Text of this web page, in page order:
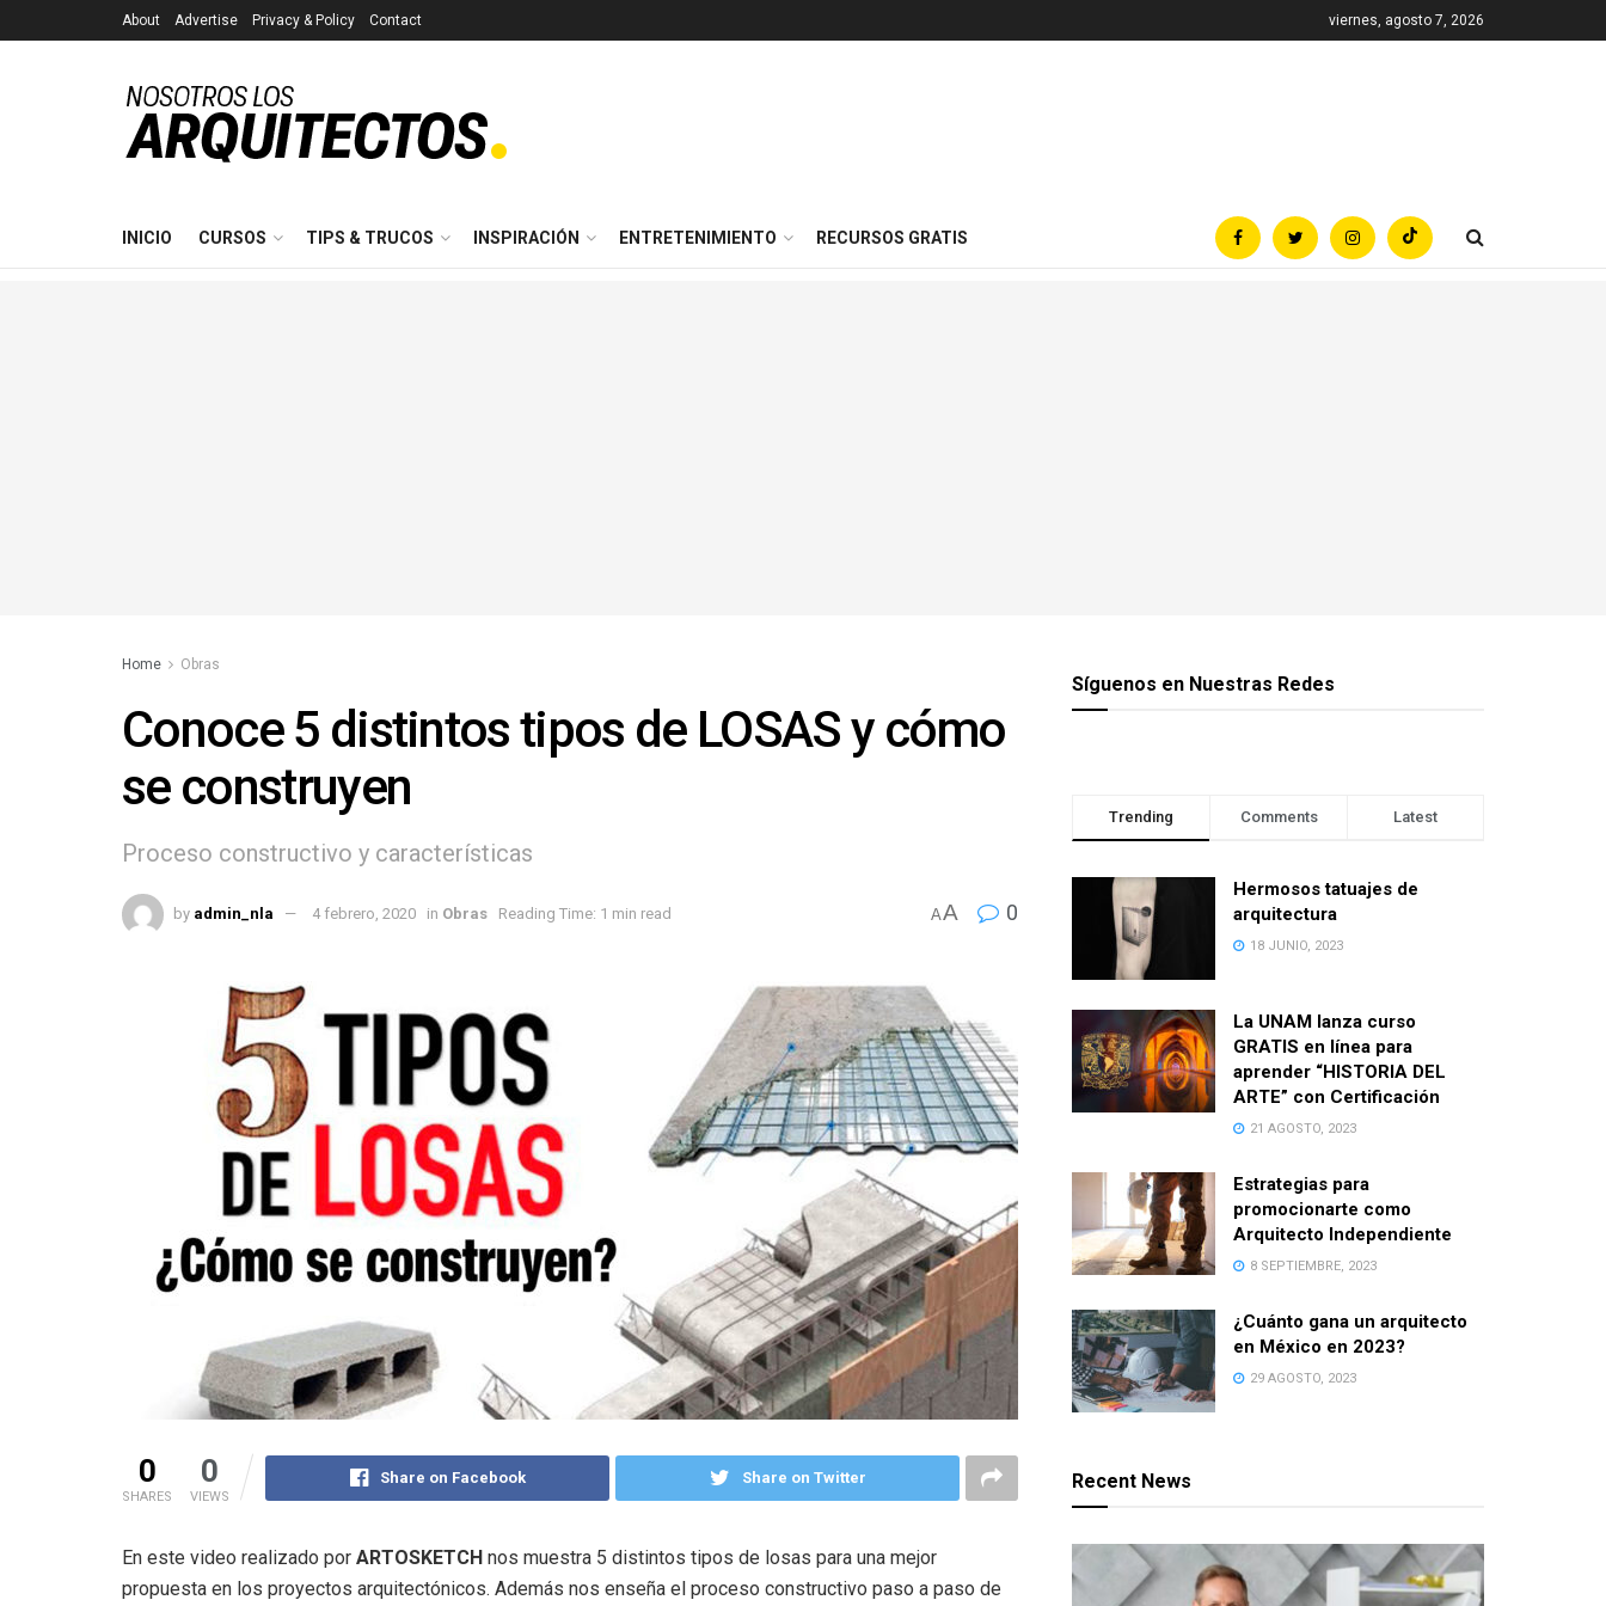
About Advertise Privacy & Policy Contact viernes, agosto 7, 2026
INICIO CURSOS TIPS & TRUCOS INSPIRACIÓN ENTRETENIMIENTO RECURSOS GRATIS
Home Obras
Conoce 5 distintos tipos de LOSAS y cómo
se construyen
Proceso constructivo y características
by admin_nla 4 febrero, 2020 in Obras Reading Time: 1 min read AA 0
0
SHARES
0
VIEWS
Share on Facebook Share on Twitter
En este video realizado por ARTOSKETCH nos muestra 5 distintos tipos de losas para una mejor
propuesta en los proyectos arquitectónicos. Además nos enseña el proceso constructivo paso a paso de
Síguenos en Nuestras Redes
Trending Comments Latest
Hermosos tatuajes de
arquitectura
18 JUNIO, 2023
La UNAM lanza curso
GRATIS en línea para
aprender “HISTORIA DEL
ARTE” con Certificación
21 AGOSTO, 2023
Estrategias para
promocionarte como
Arquitecto Independiente
8 SEPTIEMBRE, 2023
¿Cuánto gana un arquitecto
en México en 2023?
29 AGOSTO, 2023
Recent News